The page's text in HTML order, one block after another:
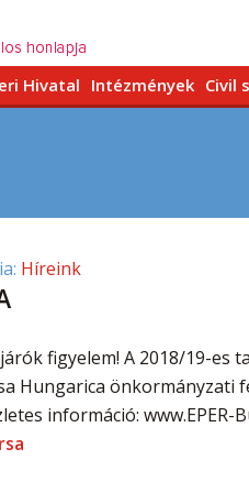
Hivatal Intézmények Civil
Híreink
figyelem! A 2018/19-es
Hungarica önkormányzati
információ: www.EPER-